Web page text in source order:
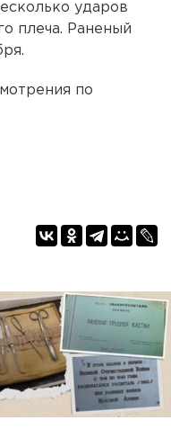
ударов
плеча. Раненый
по